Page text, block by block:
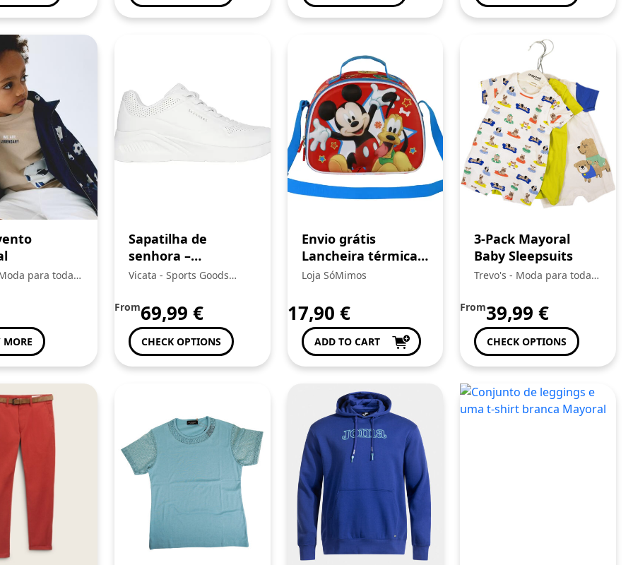
para toda a
Sapatilha de
senhora –
SKECHERS
Vicata - Sports Goods
From69,99€
CHECK OPTIONS
Envio grátis
Lancheira térmica
3D Mickey
Loja SóMimos
17,90 €
ADD TO CART
3-Pack Mayoral
Baby Sleepsuits
Trevo's - Moda para toda a
From39,99€
CHECK OPTIONS